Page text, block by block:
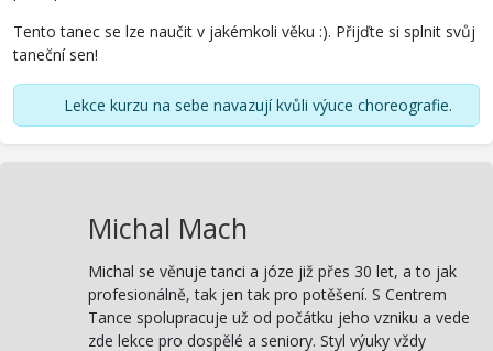
Tento tanec se lze naučit v jakémkoli věku :). Přijďte si splnit svůj
taneční sen!
Lekce kurzu na sebe navazují kvůli výuce choreografie.
Michal Mach
Michal se věnuje tanci a józe již přes 30 let, a to jak
profesionálně, tak jen tak pro potěšení. S Centrem
Tance spolupracuje už od počátku jeho vzniku a vede
zde lekce pro dospělé a seniory. Styl výuky vždy